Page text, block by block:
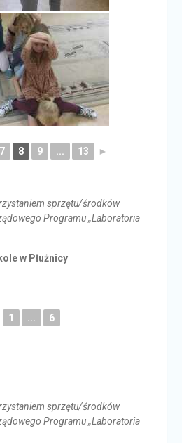
7 8 9 ... 13 ►
sprzętu/środków
Programu „Laboratoria
w Płużnicy
1 ... 6
sprzętu/środków
Programu „Laboratoria